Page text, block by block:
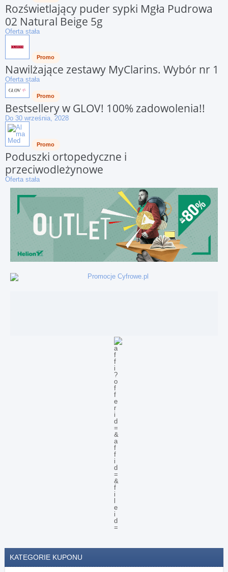
Rozświetlający puder sypki Mgła Pudrowa
02 Natural Beige 5g
Oferta stała
Promo
Nawilżające zestawy MyClarins. Wybór nr 1
Oferta stała
Promo
Bestsellery w GLOV! 100% zadowolenia!!
Do 30 września, 2028
Promo
Poduszki ortopedyczne i
przeciwodleżynowe
Oferta stała
KATEGORIE KUPONU